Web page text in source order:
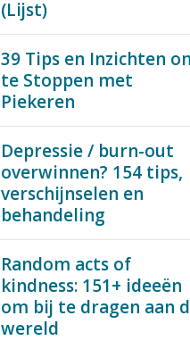
(Lijst)
39 Tips en Inzichten
te Stoppen met
Piekeren
Depressie / burn-out
overwinnen? 154 tips,
verschijnselen en
behandeling
Random acts of
kindness: 151+ ideeën
om bij te dragen aan
wereld